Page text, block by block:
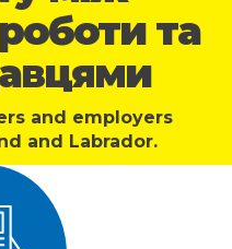
та
and employers
and Labrador.